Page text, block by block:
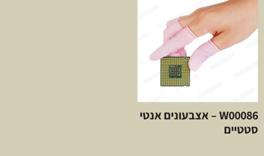
W00086 – אצבעונים אנטי
סטטיים